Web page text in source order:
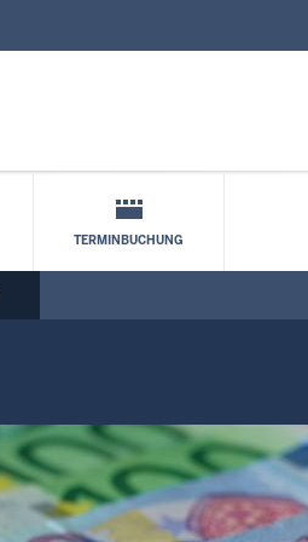
TERMINBUCHUNG